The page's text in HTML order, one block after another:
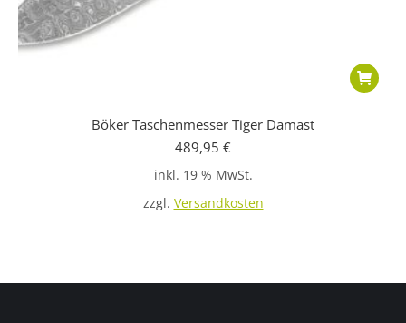
Böker Taschenmesser Tiger Damast
489,95 €
inkl. 19 % MwSt.
zzgl. Versandkosten